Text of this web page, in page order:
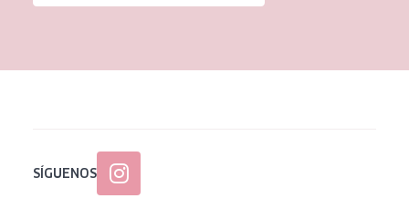
Todas las edades
SÍGUENOS